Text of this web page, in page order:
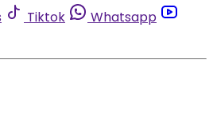
Tiktok
Whatsapp